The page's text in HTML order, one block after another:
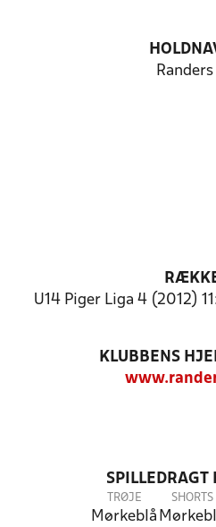
Randers
U14 Piger Liga 4 (2012)
KLUBBENS
SPILLEDRAGT
TRØJE
Mørkeblå
SHORTS